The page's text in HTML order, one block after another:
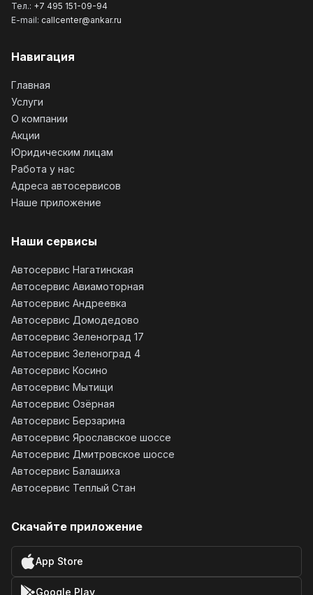
Тел.: +7 495 151-09-94
E-mail: callcenter@ankar.ru
Навигация
Главная
Услуги
О компании
Акции
Юридическим лицам
Работа у нас
Адреса автосервисов
Наше приложение
Наши сервисы
Автосервис Нагатинская
Автосервис Авиамоторная
Автосервис Андреевка
Автосервис Домодедово
Автосервис Зеленоград 17
Автосервис Зеленоград 4
Автосервис Косино
Автосервис Мытищи
Автосервис Озёрная
Автосервис Берзарина
Автосервис Ярославское шоссе
Автосервис Дмитровское шоссе
Автосервис Балашиха
Автосервис Теплый Стан
Скачайте приложение
App Store
Google Play